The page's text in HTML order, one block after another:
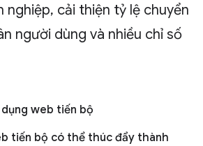
nghiệp, cải thiện tỷ lệ chuyển
người dùng và nhiều chỉ số
web tiến bộ
tiến bộ có thể thúc đẩy thành